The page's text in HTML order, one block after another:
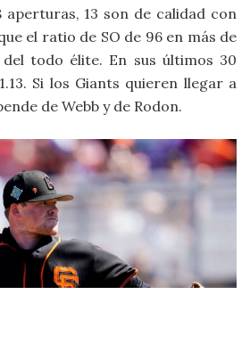
aperturas, 13 son de calidad con
el ratio de SO de 96 en más de
del todo élite. En sus últimos 30
Si los Giants quieren llegar a
de Webb y de Rodon.